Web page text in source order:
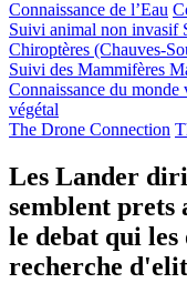
Connaissance de l’Eau
Suivi animal non invasif
Chiroptères (Chauves-
Suivi des Mammifères
Connaissance du monde
végétal
The Drone Connection
Les Lander
semblent prets
le debat qui les
recherche